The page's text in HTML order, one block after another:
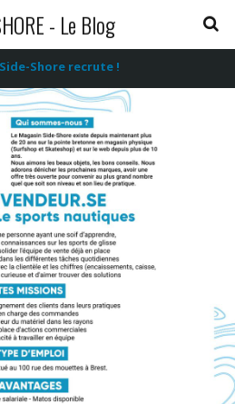
- Le Blog
Shore recrute !